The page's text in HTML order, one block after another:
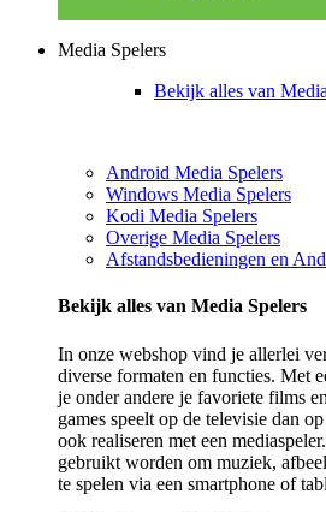
Media Spelers
Bekijk alles van
Android Media Spelers
Windows Media Spelers
Kodi Media Spelers
Overige Media Spelers
Afstandsbedieningen en
Bekijk alles van Media Spelers
In onze webshop vind je allerlei
diverse formaten en functies. Met
je onder andere je favoriete films
games speelt op de televisie dan
ook realiseren met een
gebruikt worden om muziek,
te spelen via een smartphone of